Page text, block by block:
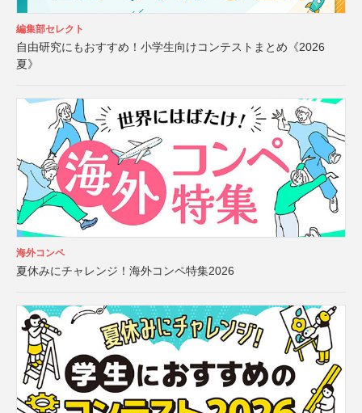
編集部セレクト
自由研究にもおすすめ！小学生向けコンテストまとめ《2026
夏》
海外コンペ
夏休みにチャレンジ！海外コンペ特集2026